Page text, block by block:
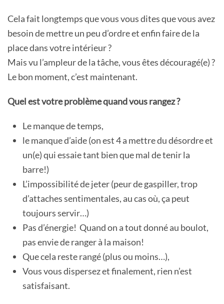
Cela fait longtemps que vous vous dites que vous avez
besoin de mettre un peu d’ordre et enfin faire de la
place dans votre intérieur ?
Mais vu l’ampleur de la tâche, vous êtes découragé(e) ?
Le bon moment, c’est maintenant.
Quel est votre problème quand vous rangez ?
Le manque de temps,
le manque d’aide (on est 4 a mettre du désordre et
un(e) qui essaie tant bien que mal de tenir la
barre!)
L’impossibilité de jeter (peur de gaspiller, trop
d’attaches sentimentales, au cas où, ça peut
toujours servir…)
Pas d’énergie! Quand on a tout donné au boulot,
pas envie de ranger à la maison!
Que cela reste rangé (plus ou moins…),
Vous vous dispersez et finalement, rien n’est
satisfaisant.